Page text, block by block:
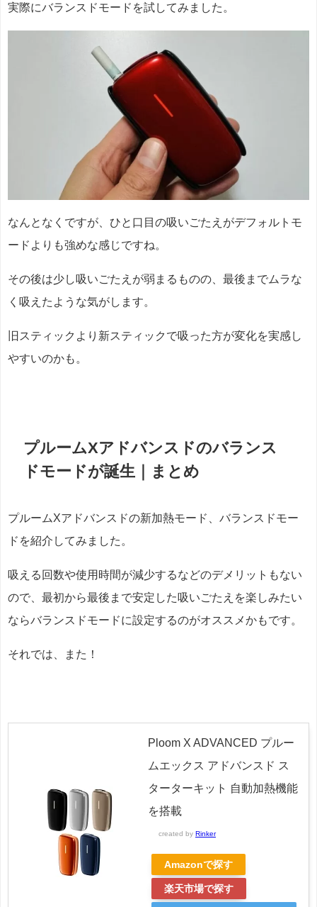
実際にバランスドモードを試してみました。
なんとなくですが、ひと口目の吸いごたえがデフォルトモ
ードよりも強めな感じですね。
その後は少し吸いごたえが弱まるものの、最後までムラな
く吸えたような気がします。
旧スティックより新スティックで吸った方が変化を実感し
やすいのかも。
プルームXアドバンスドのバランス
ドモードが誕生｜まとめ
プルームXアドバンスドの新加熱モード、バランスドモー
ドを紹介してみました。
吸える回数や使用時間が減少するなどのデメリットもない
ので、最初から最後まで安定した吸いごたえを楽しみたい
ならバランスドモードに設定するのがオススメかもです。
それでは、また！
Ploom X ADVANCED プルー
ムエックス アドバンスド ス
ターターキット 自動加熱機能
を搭載
created by Rinker
Amazonで探す
楽天市場で探す